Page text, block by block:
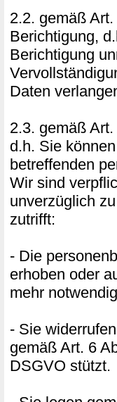
2.2. gemäß
Berichtigung,
Berichtigung
Daten
2.3. gemäß
d.h. Sie
betreffenden
Wir sind
unverzüglich
zutrifft:
- Die
erhoben oder
mehr
- Sie
gemäß Art. 6
DSGVO stützt.